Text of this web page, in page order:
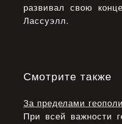
развивал свою
Лассуэлл.
Смотрите также
За пределами
При всей важности